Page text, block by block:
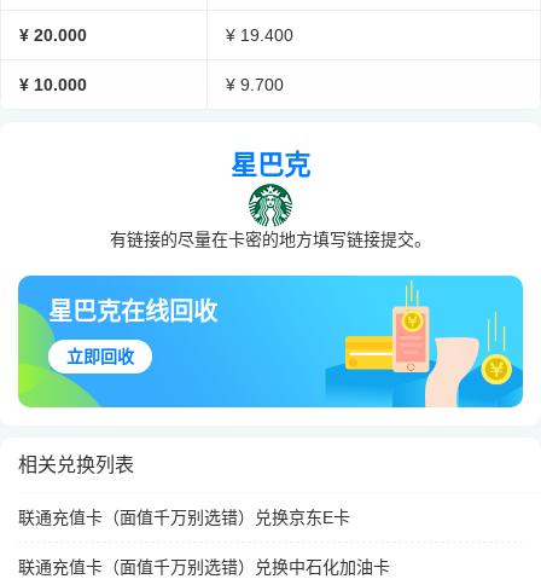
¥ 20.000 ¥ 19.400
¥ 10.000 ¥ 9.700
星巴克
有链接的尽量在卡密的地方填写链接提交。
星巴克在线回收
立即回收
相关兑换列表
联通充值卡（面值千万别选错）兑换京东E卡
联通充值卡（面值千万别选错）兑换中石化加油卡